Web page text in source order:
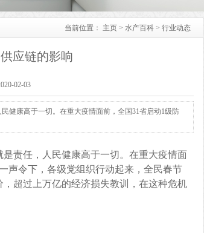
当前位置： 主页 > 水产百科 > 行业动态
应链的影响
02-03
健康高于一切。在重大疫情面前，全国31省启动1级防
责任，人民健康高于一切。在重大疫情面
声令下，各级党组织行动起来，全民春节
超过上万亿的经济损失教训，在这种危机